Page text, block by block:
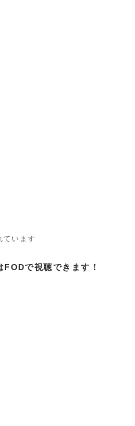
ています
FODで視聴できます！